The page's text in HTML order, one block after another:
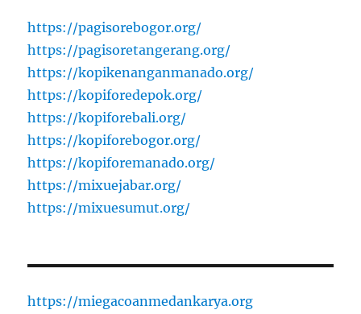
https://pagisorebogor.org/
https://pagisoretangerang.org/
https://kopikenanganmanado.org/
https://kopiforedepok.org/
https://kopiforebali.org/
https://kopiforebogor.org/
https://kopiforemanado.org/
https://mixuejabar.org/
https://mixuesumut.org/
https://miegacoanmedankarya.org